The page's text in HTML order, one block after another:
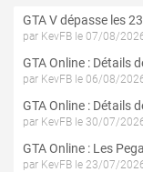
GTA V dépasse les
par KevFB le 07/08/
par KevFB le 06/08/
par KevFB le 30/07/
par KevFB le 23/07/